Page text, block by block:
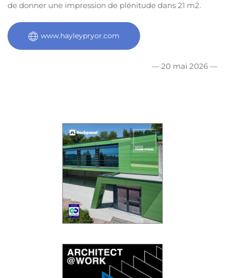
de donner une impression de plénitude dans 21 m2.
www.hayleypryor.com
— 20 mai 2026 —